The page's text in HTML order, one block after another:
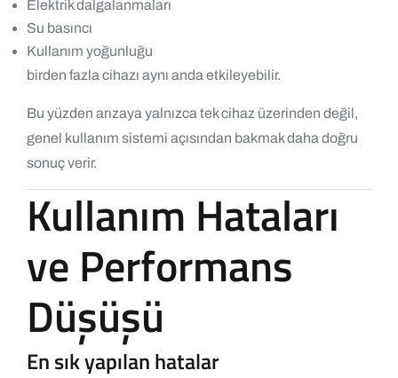
Elektrik dalgalanmaları
Su basıncı
Kullanım yoğunluğu
birden fazla cihazı aynı anda etkileyebilir.
Bu yüzden arızaya yalnızca tek cihaz üzerinden değil,
genel kullanım sistemi açısından bakmak daha doğru
sonuç verir.
Kullanım Hataları
ve Performans
Düşüşü
En sık yapılan hatalar